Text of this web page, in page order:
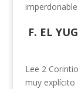
F. EL
Lee 2
muy explí­cito